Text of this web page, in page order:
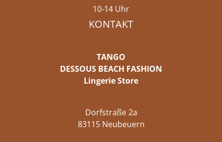
10-14 Uhr
KONTAKT
TANGO
DESSOUS BEACH FASHION
Lingerie Store
Dorfstraße 2a
83115 Neubeuern